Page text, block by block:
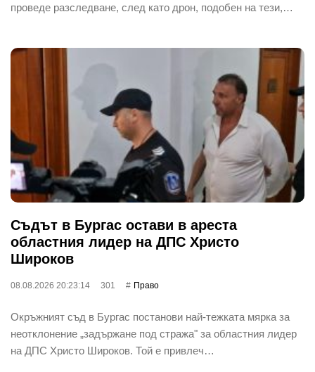
проведе разследване, след като дрон, подобен на тези,…
Съдът в Бургас остави в ареста
областния лидер на ДПС Христо
Широков
08.08.2026 20:23:14 301 Право
Окръжният съд в Бургас постанови най-тежката мярка за
неотклонение „задържане под стража" за областния лидер
на ДПС Христо Широков. Той е привлеч…